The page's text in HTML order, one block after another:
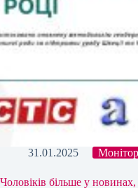
31.01.2025
Чоловіків більше у